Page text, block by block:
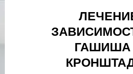
ГАШИША